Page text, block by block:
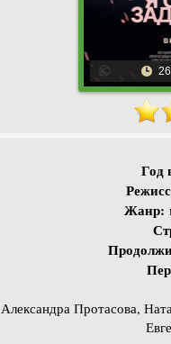
Год
Жанр:
Александра Протасова,